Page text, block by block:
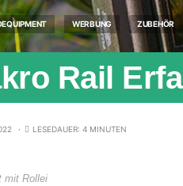
WERBUNG ZUBEHÖR
Rail
LESEDAUER: 4 MINUTEN
mit Rollei